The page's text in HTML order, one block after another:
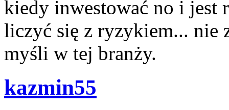
kiedy inwestować no i jest
liczyć się z ryzykiem... nie
myśli w tej branży.
kazmin55